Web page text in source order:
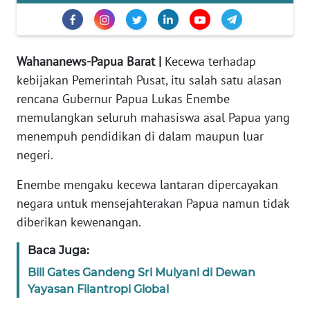
Wahananews-Papua Barat | Kecewa terhadap
kebijakan Pemerintah Pusat, itu salah satu alasan
rencana Gubernur Papua Lukas Enembe
memulangkan seluruh mahasiswa asal Papua yang
menempuh pendidikan di dalam maupun luar
negeri.
Enembe mengaku kecewa lantaran dipercayakan
negara untuk mensejahterakan Papua namun tidak
diberikan kewenangan.
Baca Juga:
Bill Gates Gandeng Sri Mulyani di Dewan
Yayasan Filantropi Global
TENTANG
KAMI
PEDOMAN
SIBER
DISCLAIMER